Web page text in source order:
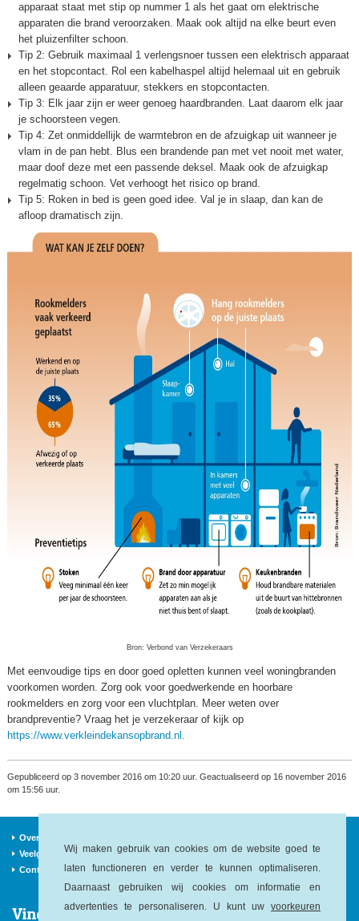
Wij maken gebruik van cookies om de website goed te
laten functioneren en verder te kunnen optimaliseren.
Daarnaast gebruiken wij cookies om informatie en
advertenties te personaliseren. U kunt uw voorkeuren
apparaat staat met stip op nummer 1 als het gaat om elektrische
apparaten die brand veroorzaken. Maak ook altijd na elke beurt even
het pluizenfilter schoon.
Tip 2: Gebruik maximaal 1 verlengsnoer tussen een elektrisch apparaat
en het stopcontact. Rol een kabelhaspel altijd helemaal uit en gebruik
alleen geaarde apparatuur, stekkers en stopcontacten.
Tip 3: Elk jaar zijn er weer genoeg haardbranden. Laat daarom elk jaar
je schoorsteen vegen.
Tip 4: Zet onmiddellijk de warmtebron en de afzuigkap uit wanneer je
vlam in de pan hebt. Blus een brandende pan met vet nooit met water,
maar doof deze met een passende deksel. Maak ook de afzuigkap
regelmatig schoon. Vet verhoogt het risico op brand.
Tip 5: Roken in bed is geen goed idee. Val je in slaap, dan kan de
afloop dramatisch zijn.
Bron: Verbond van Verzekeraars
Met eenvoudige tips en door goed opletten kunnen veel woningbranden
voorkomen worden. Zorg ook voor goedwerkende en hoorbare
rookmelders en zorg voor een vluchtplan. Meer weten over
brandpreventie? Vraag het je verzekeraar of kijk op
https://www.verkleindekansopbrand.nl.
Gepubliceerd op 3 november 2016 om 10:20 uur. Geactualiseerd op 16 november 2016
om 15:56 uur.
Over ons
Veelgestelde vragen
Begrippen
Sitemap
Contact
Vind ons op: